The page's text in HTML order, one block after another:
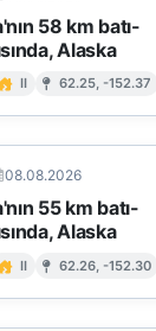
58 km batı-
Alaska
II 62.25, -152.37
08.08.2026
55 km batı-
Alaska
II 62.26, -152.30